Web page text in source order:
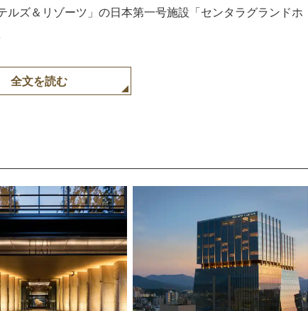
ズ＆リゾーツ」の日本第⼀号施設「センタラグランドホ
全文を読む